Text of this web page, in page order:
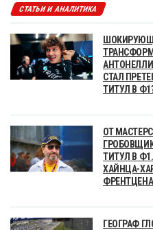
СТАТЬИ И АНАЛИТИКА
СТАЛ
ТИТУЛ В
ОТ
ТИТУЛ В
ХАЙНЦА-
ФРЕНТЦЕНА
ГЕОГРАФ